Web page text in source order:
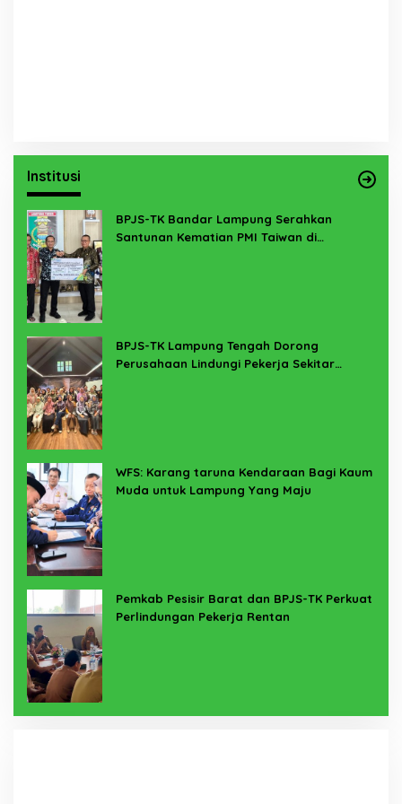
Institusi
BPJS-TK Bandar Lampung Serahkan
Santunan Kematian PMI Taiwan di
BPJS-TK Lampung Tengah Dorong
Perusahaan Lindungi Pekerja Sekitar
WFS: Karang taruna Kendaraan Bagi Kaum
Muda untuk Lampung Yang Maju
Pemkab Pesisir Barat dan BPJS-TK Perkuat
Perlindungan Pekerja Rentan